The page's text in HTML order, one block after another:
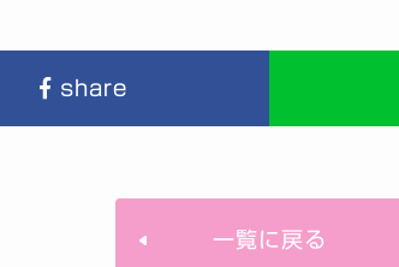
share
一覧に戻る